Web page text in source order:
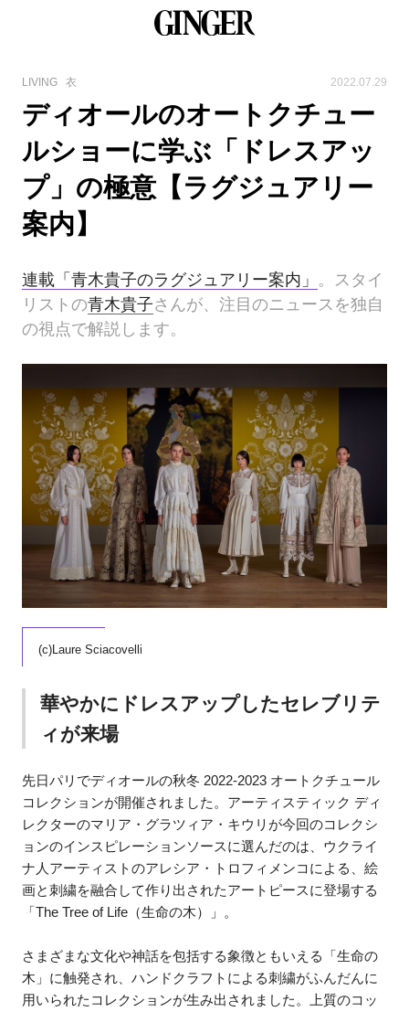
LIVING 衣 2022.07.29
ディオールのオートクチュー
ルショーに学ぶ「ドレスアッ
プ」の極意【ラグジュアリー
案内】
連載「青木貴子のラグジュアリー案内」 。スタイ
リストの青木貴子さんが、注目のニュースを独自
の視点で解説します。
(c)Laure Sciacovelli
華やかにドレスアップしたセレブリテ
ィが来場
先日パリでディオールの秋冬 2022-2023 オートクチュール
コレクションが開催されました。アーティスティック ディ
レクターのマリア・グラツィア・キウリが今回のコレクシ
ョンのインスピレーションソースに選んだのは、ウクライ
ナ人アーティストのアレシア・トロフィメンコによる、絵
画と刺繍を融合して作り出されたアートピースに登場する
「The Tree of Life（生命の木）」。
さまざまな文化や神話を包括する象徴ともいえる「生命の
木」に触発され、ハンドクラフトによる刺繍がふんだんに
用いられたコレクションが生み出されました。上質のコッ